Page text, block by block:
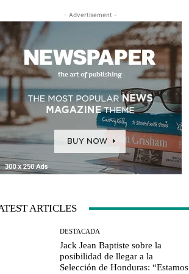
- Advertisement -
ARTICLES
DESTACADA
Jack Jean Baptiste sobre la
posibilidad de llegar a la
Selección de Honduras: “Estamos